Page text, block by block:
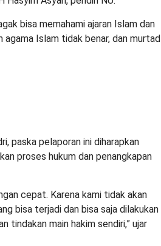
bisa memahami ajaran Islam dan
agama Islam tidak benar, dan murtad
paska pelaporan ini diharapkan
proses hukum dan penangkapan
cepat. Karena kami tidak akan
bisa terjadi dan bisa saja dilakukan
tindakan main hakim sendiri,” ujar